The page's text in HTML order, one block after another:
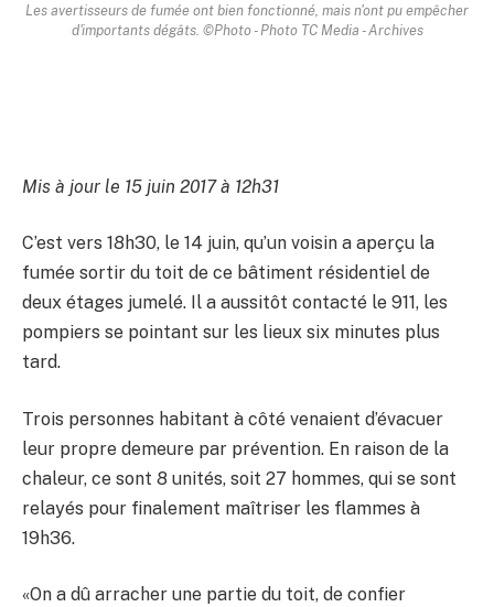
Les avertisseurs de fumée ont bien fonctionné, mais n'ont pu empêcher
d'importants dégâts. ©Photo - Photo TC Media - Archives
Mis à jour le 15 juin 2017 à 12h31
C’est vers 18h30, le 14 juin, qu’un voisin a aperçu la
fumée sortir du toit de ce bâtiment résidentiel de
deux étages jumelé. Il a aussitôt contacté le 911, les
pompiers se pointant sur les lieux six minutes plus
tard.
Trois personnes habitant à côté venaient d’évacuer
leur propre demeure par prévention. En raison de la
chaleur, ce sont 8 unités, soit 27 hommes, qui se sont
relayés pour finalement maîtriser les flammes à
19h36.
«On a dû arracher une partie du toit, de confier